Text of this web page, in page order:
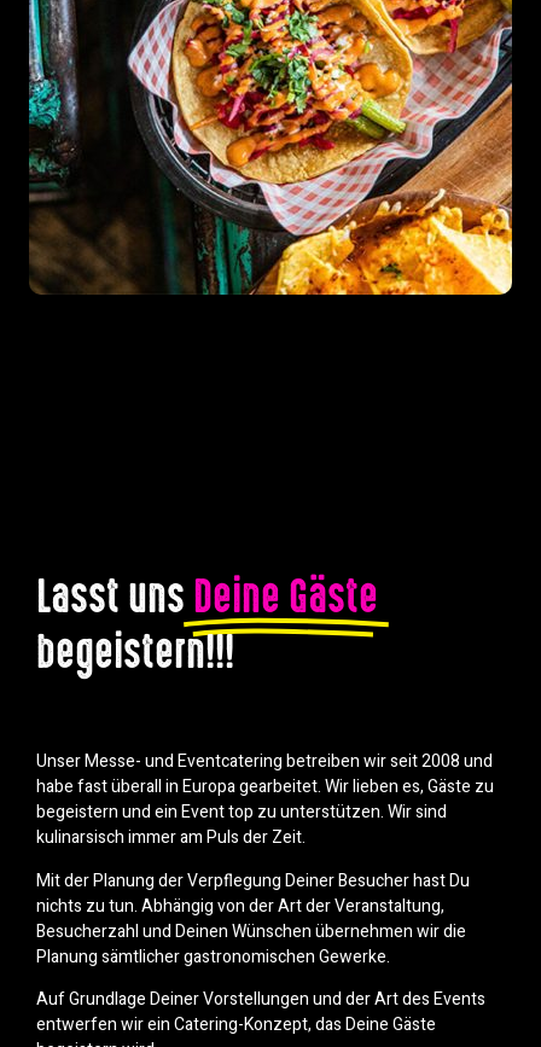
Lasst uns Deine Gäste
begeistern!!!
Unser Messe- und Eventcatering betreiben wir seit 2008 und
habe fast überall in Europa gearbeitet. Wir lieben es, Gäste zu
begeistern und ein Event top zu unterstützen. Wir sind
kulinarsisch immer am Puls der Zeit.
Mit der Planung der Verpflegung Deiner Besucher hast Du
nichts zu tun. Abhängig von der Art der Veranstaltung,
Besucherzahl und Deinen Wünschen übernehmen wir die
Planung sämtlicher gastronomischen Gewerke.
Auf Grundlage Deiner Vorstellungen und der Art des Events
entwerfen wir ein Catering-Konzept, das Deine Gäste